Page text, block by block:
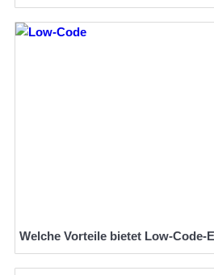
Welche Vorteile bietet Low-Code-